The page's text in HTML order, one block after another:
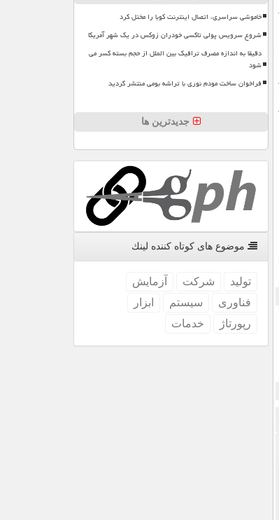
خاموشی سراسری، اتصال اینترنت کوبا را مختل کرد
شروع سرویس پولی تاکسی خودران زوکس در یک شهر آمریکا
دقیقا به اندازه مصرف ترافیک بین الملل از حجم بسته کسر می
شود
فراخوان ساخت مودم نوری با تراشه بومی منتشر گردید
جدیدترین ها
موضوع های كوتاه كننده لینك
تولید شركت
آزمایش
فناوری
سیستم
ابزار
رپورتاژ
خدمات